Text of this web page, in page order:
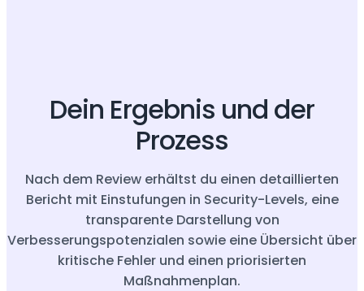
Dein Ergebnis und der
Prozess
Nach dem Review erhältst du einen detaillierten
Bericht mit Einstufungen in Security-Levels, eine
transparente Darstellung von
Verbesserungspotenzialen sowie eine Übersicht über
kritische Fehler und einen priorisierten
Maßnahmenplan.